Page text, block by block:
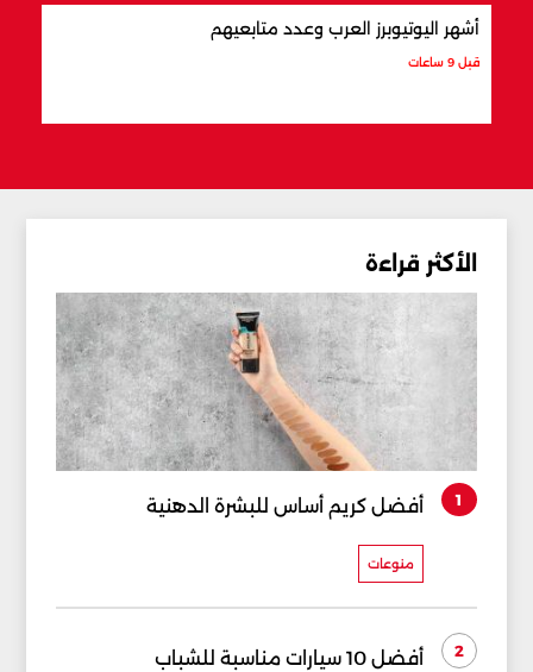
أشهر اليوتيوبرز العرب وعدد متابعيهم
قبل 9 ساعات
الأكثر قراءة
1 أفضل كريم أساس للبشرة الدهنية
منوعات
2 أفضل 10 سيارات مناسبة للشباب